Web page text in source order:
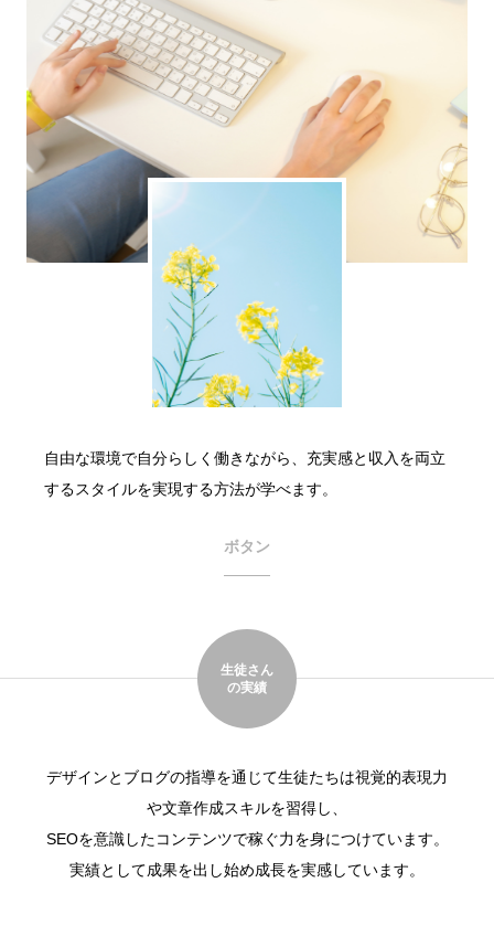
自由な環境で自分らしく働きながら、充実感と収入を両立
するスタイルを実現する方法が学べます。
ボタン
生徒さん
の実績
デザインとブログの指導を通じて生徒たちは視覚的表現力
や文章作成スキルを習得し、
SEOを意識したコンテンツで稼ぐ力を身につけています。
実績として成果を出し始め成長を実感しています。